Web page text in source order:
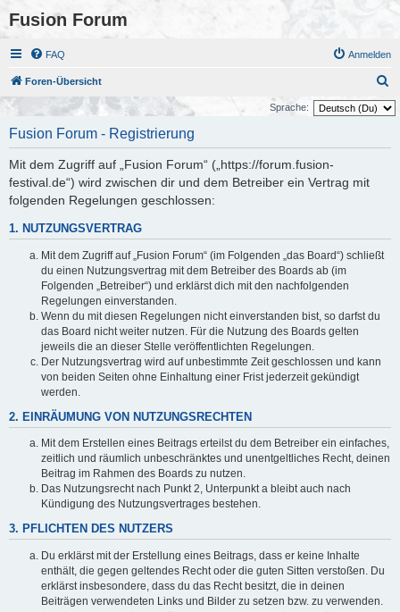
Fusion Forum
FAQ Anmelden
Foren-Übersicht
u
Sprache:
Fusion Forum - Registrierung
Mit dem Zugriff auf „Fusion Forum“ („https://forum.fusion-
festival.de“) wird zwischen dir und dem Betreiber ein Vertrag mit
folgenden Regelungen geschlossen:
1. NUTZUNGSVERTRAG
Mit dem Zugriff auf „Fusion Forum“ (im Folgenden „das Board“) schließt
du einen Nutzungsvertrag mit dem Betreiber des Boards ab (im
Folgenden „Betreiber“) und erklärst dich mit den nachfolgenden
Regelungen einverstanden.
Wenn du mit diesen Regelungen nicht einverstanden bist, so darfst du
das Board nicht weiter nutzen. Für die Nutzung des Boards gelten
jeweils die an dieser Stelle veröffentlichten Regelungen.
Der Nutzungsvertrag wird auf unbestimmte Zeit geschlossen und kann
von beiden Seiten ohne Einhaltung einer Frist jederzeit gekündigt
werden.
2. EINRÄUMUNG VON NUTZUNGSRECHTEN
Mit dem Erstellen eines Beitrags erteilst du dem Betreiber ein einfaches,
zeitlich und räumlich unbeschränktes und unentgeltliches Recht, deinen
Beitrag im Rahmen des Boards zu nutzen.
Das Nutzungsrecht nach Punkt 2, Unterpunkt a bleibt auch nach
Kündigung des Nutzungsvertrages bestehen.
3. PFLICHTEN DES NUTZERS
Du erklärst mit der Erstellung eines Beitrags, dass er keine Inhalte
enthält, die gegen geltendes Recht oder die guten Sitten verstoßen. Du
erklärst insbesondere, dass du das Recht besitzt, die in deinen
Beiträgen verwendeten Links und Bilder zu setzen bzw. zu verwenden.